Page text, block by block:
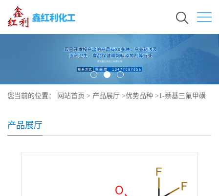
您当前的位置： 网站首页 > 产品展厅 >优势品种 >1-萘基三氟甲磺
产品展厅